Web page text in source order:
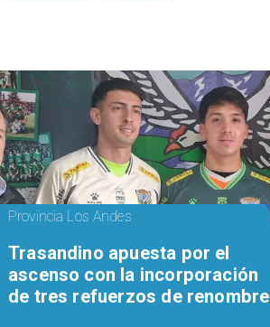
Provincia Los Andes
Trasandino apuesta por el
ascenso con la incorporación
de tres refuerzos de renombre